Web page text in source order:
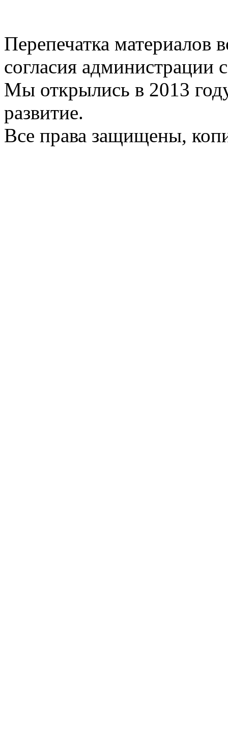
Перепечатка материалов
согласия администрации
Мы открылись в 2013
развитие.
Все права защищены,